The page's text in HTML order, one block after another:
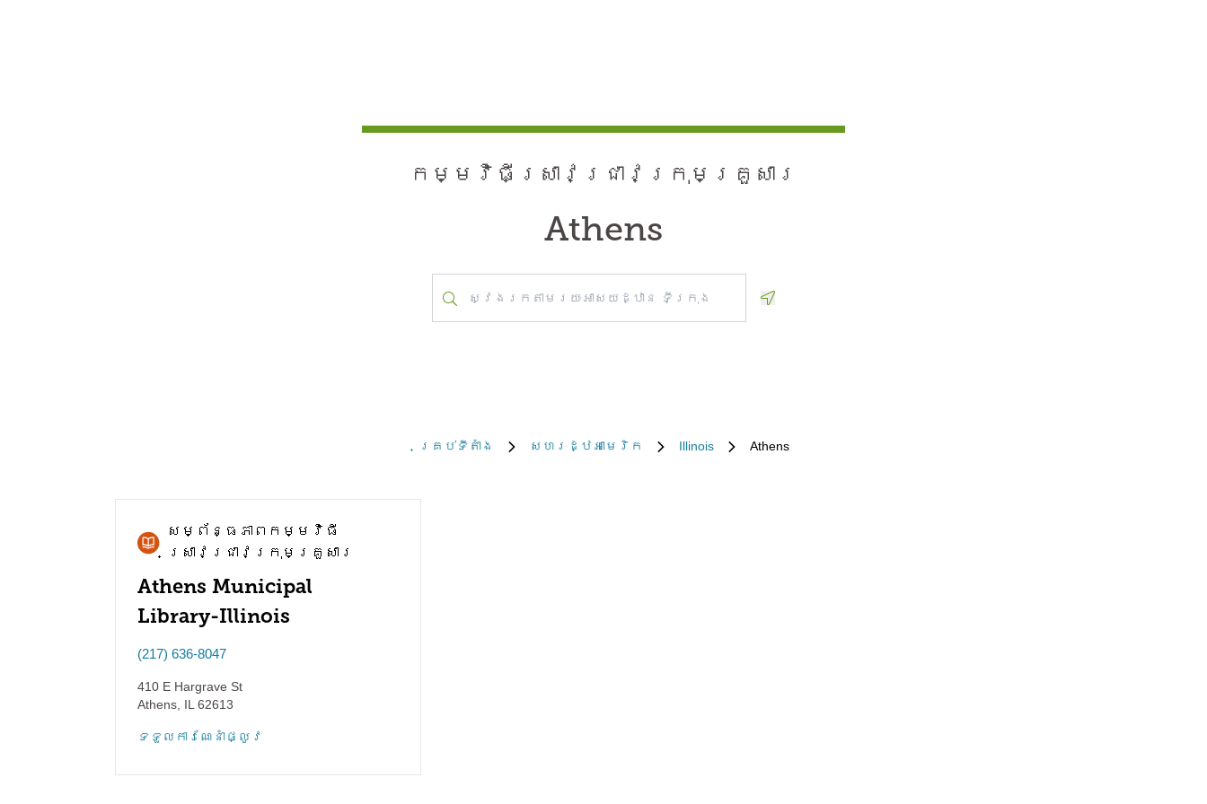
កម្មវិធី​ស្រាវជ្រាវ​ក្រុមគ្រួសារ
Athens
គ្រប់​ទីតាំង សហរដ្ឋអាមេរិក Illinois Athens
សម្ព័ន្ធភាព​កម្មវិធី​
ស្រាវជ្រាវ​ក្រុមគ្រួសារ
Athens Municipal
Library-Illinois
(217) 636-8047
410 E Hargrave St
Athens IL 62613
ទទួល​ការណែនាំ​ផ្លូវ